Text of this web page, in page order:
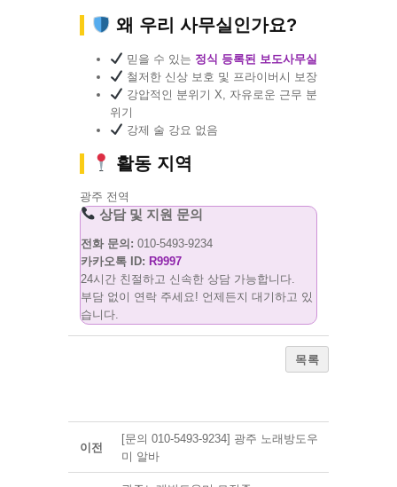
왜 우리 사무실인가요?
믿을 수 있는 정식 등록된 보도사무실
철저한 신상 보호 및 프라이버시 보장
강압적인 분위기 X, 자유로운 근무 분
위기
강제 술 강요 없음
활동 지역
광주 전역
상담 및 지원 문의
전화 문의: 010-5493-9234
카카오톡 ID: R9997
24시간 친절하고 신속한 상담 가능합니다.
부담 없이 연락 주세요! 언제든지 대기하고 있
습니다.
목록
이전
[문의 010-5493-9234] 광주 노래방도우
미 알바